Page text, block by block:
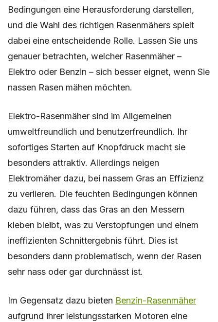
Bedingungen eine Herausforderung darstellen,
und die Wahl des richtigen Rasenmähers spielt
dabei eine entscheidende Rolle. Lassen Sie uns
genauer betrachten, welcher Rasenmäher –
Elektro oder Benzin – sich besser eignet, wenn Sie
nassen Rasen mähen möchten.
Elektro-Rasenmäher sind im Allgemeinen
umweltfreundlich und benutzerfreundlich. Ihr
sofortiges Starten auf Knopfdruck macht sie
besonders attraktiv. Allerdings neigen
Elektromäher dazu, bei nassem Gras an Effizienz
zu verlieren. Die feuchten Bedingungen können
dazu führen, dass das Gras an den Messern
kleben bleibt, was zu Verstopfungen und einem
ineffizienten Schnittergebnis führt. Dies ist
besonders dann problematisch, wenn der Rasen
sehr nass oder gar durchnässt ist.
Im Gegensatz dazu bieten Benzin-Rasenmäher
aufgrund ihrer leistungsstarken Motoren eine